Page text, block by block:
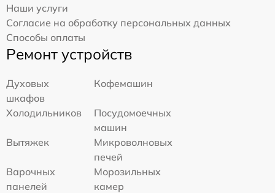
Наши услуги
Согласие на обработку персональных данных
Способы оплаты
Ремонт устройств
Духовых
шкафов
Кофемашин
Холодильников
Посудомоечных
машин
Вытяжек
Микроволновых
печей
Варочных
панелей
Морозильных
камер